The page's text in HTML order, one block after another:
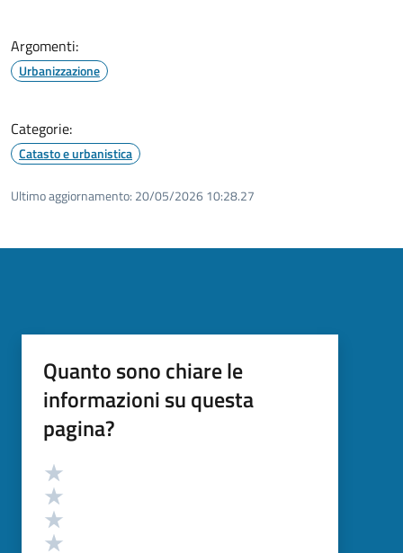
Argomenti:
Urbanizzazione
Categorie:
Catasto e urbanistica
Ultimo aggiornamento: 20/05/2026 10:28.27
Quanto sono chiare le
informazioni su questa
pagina?
Valutazione